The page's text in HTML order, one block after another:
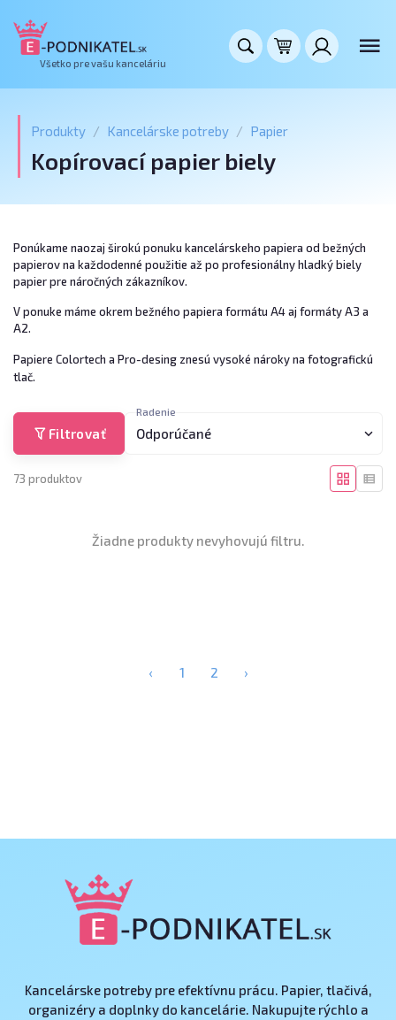
Všetko pre vašu kanceláriu
Produkty Kancelárske potreby Papier
Kopírovací papier biely
Ponúkame naozaj širokú ponuku kancelárskeho papiera od bežných
papierov na každodenné použitie až po profesionálny hladký biely
papier pre náročných zákazníkov.
V ponuke máme okrem bežného papiera formátu A4 aj formáty A3 a
A2.
Papiere Colortech a Pro-desing znesú vysoké nároky na fotografickú
tlač.
Filtrovať Odporúčané
Radenie
73 produktov
Žiadne produkty nevyhovujú filtru.
‹ 1 2 ›
Kancelárske potreby pre efektívnu prácu. Papier, tlačivá,
organizéry a doplnky do kancelárie. Nakupujte rýchlo a